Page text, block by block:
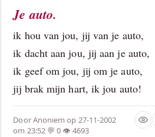
Je auto.
ik hou van jou, jij van je auto,
ik dacht aan jou, jij aan je auto,
ik geef om jou, jij om je auto,
jij brak mijn hart, ik jou auto!
DoorAnoniem op 27-11-2002
om 23:52
0
4693